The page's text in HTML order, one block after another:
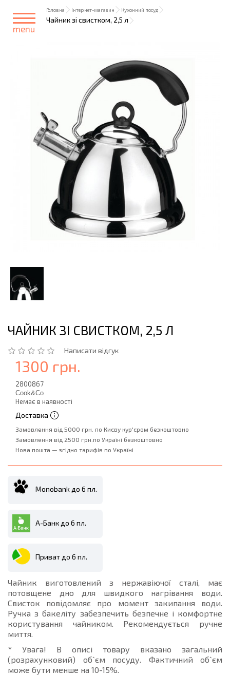
menu
Головна Інтернет-магазин Кухонний посуд
Чайник зі свистком, 2,5 л
ЧАЙНИК ЗІ СВИСТКОМ, 2,5 Л
Написати відгук
1300 грн.
2800867
Cook&Co
Немає в наявності
Доставка
Замовлення від 5000 грн. по Києву кур'єром безкоштовно
Замовлення від 2500 грн.по Україні безкоштовно
Нова пошта — згідно тарифів по Україні
Monobank до 6 пл.
А-Банк до 6 пл.
Приват до 6 пл.
Чайник виготовлений з нержавіючої сталі, має
потовщене дно для швидкого нагрівання води.
Свисток повідомляє про момент закипання води.
Ручка з бакеліту забезпечить безпечне і комфортне
користування чайником. Рекомендується ручне
миття.
* Увага! В описі товару вказано загальний
(розрахунковий) об`єм посуду. Фактичний об`єм
може бути менше на 10-15%.